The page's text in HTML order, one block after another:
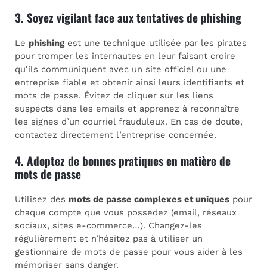
3. Soyez vigilant face aux tentatives de phishing
Le phishing est une technique utilisée par les pirates
pour tromper les internautes en leur faisant croire
qu’ils communiquent avec un site officiel ou une
entreprise fiable et obtenir ainsi leurs identifiants et
mots de passe. Évitez de cliquer sur les liens
suspects dans les emails et apprenez à reconnaître
les signes d’un courriel frauduleux. En cas de doute,
contactez directement l’entreprise concernée.
4. Adoptez de bonnes pratiques en matière de
mots de passe
Utilisez des mots de passe complexes et uniques pour
chaque compte que vous possédez (email, réseaux
sociaux, sites e-commerce…). Changez-les
régulièrement et n’hésitez pas à utiliser un
gestionnaire de mots de passe pour vous aider à les
mémoriser sans danger.